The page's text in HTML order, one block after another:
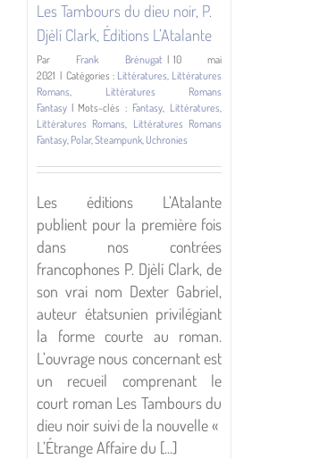
L’Atalante
Les Tambours du dieu noir, P.
Djèlí Clark, Éditions L’Atalante
Par Frank Brénugat | 10 mai
2021 | Catégories : Littératures, Littératures
Romans, Littératures Romans
Fantasy | Mots-clés : Fantasy, Littératures,
Littératures Romans, Littératures Romans
Fantasy, Polar,Steampunk, Uchronies
Les éditions L’Atalante
publient pour la première fois
dans nos contrées
francophones P. Djèlí Clark, de
son vrai nom Dexter Gabriel,
auteur étatsunien privilégiant
la forme courte au roman.
L’ouvrage nous concernant est
un recueil comprenant le
court roman Les Tambours du
dieu noir suivi de la nouvelle «
L’Étrange Affaire du [...]